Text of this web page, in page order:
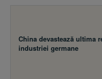
China devastează ultima
industriei germane